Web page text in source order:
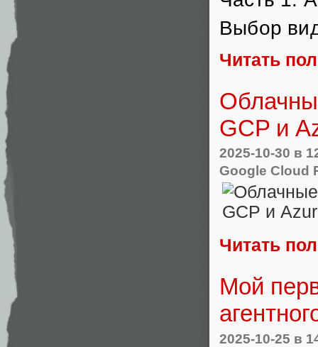
Выбор
Читать
GCP и
2025-10-30 в
Google Cloud
Читать
Мой
2025-10-25 в